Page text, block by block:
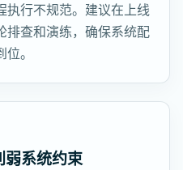
执行不规范。建议在上线
排查和演练，确保系统配
。
弱系统约束